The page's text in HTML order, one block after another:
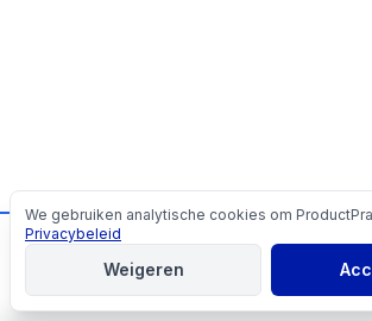
Cookies
We gebruiken analytische cookies om
Privacybeleid
Weigeren
📬Mis geen